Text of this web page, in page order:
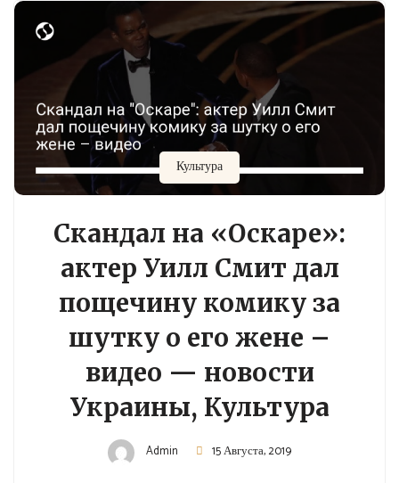
Культура
Скандал на «Оскаре»:
актер Уилл Смит дал
пощечину комику за
шутку о его жене –
видео — новости
Украины, Культура
Admin 15 Августа, 2019